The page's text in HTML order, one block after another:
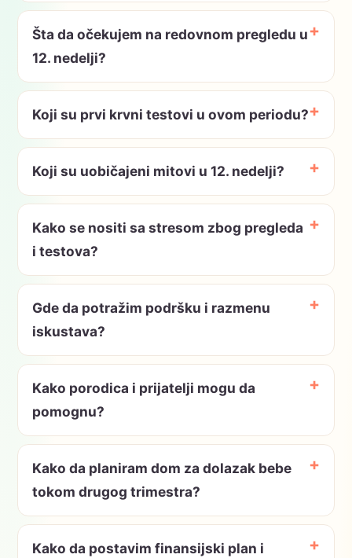
Šta da očekujem na redovnom pregledu u
12. nedelji?
Koji su prvi krvni testovi u ovom periodu?
Koji su uobičajeni mitovi u 12. nedelji?
Kako se nositi sa stresom zbog pregleda
i testova?
Gde da potražim podršku i razmenu
iskustava?
Kako porodica i prijatelji mogu da
pomognu?
Kako da planiram dom za dolazak bebe
tokom drugog trimestra?
Kako da postavim finansijski plan i